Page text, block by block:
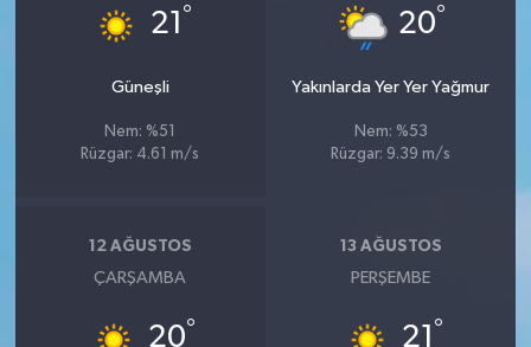
21 °
Güneşli
Nem: %51
Rüzgar: 4.61 m/s
20°
Yakınlarda Yer Yer Yağmur
Nem: %53
Rüzgar: 9.39 m/s
12 AĞUSTOS
ÇARŞAMBA
20°
13 AĞUSTOS
PERŞEMBE
21 °